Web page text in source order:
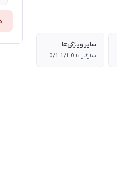
سایر ویژگی‌ها
سازگار با USB 2.0/1.1/1.0 ، پشتیبانی از همه‌ی سیستم عامل‌ها ، بدون نیاز به نصب نرم افزار یا درایورهای خاص